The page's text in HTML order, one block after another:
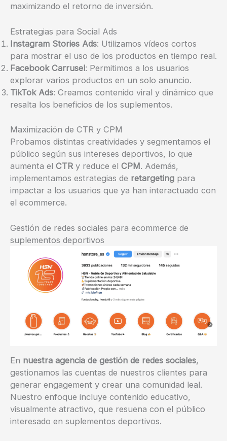
maximizando el retorno de inversión.
Estrategias para Social Ads
Instagram Stories Ads: Utilizamos vídeos cortos
para mostrar el uso de los productos en tiempo real.
Facebook Carrusel: Permitimos a los usuarios
explorar varios productos en un solo anuncio.
TikTok Ads: Creamos contenido viral y dinámico que
resalta los beneficios de los suplementos.
Maximización de CTR y CPM
Probamos distintas creatividades y segmentamos el
público según sus intereses deportivos, lo que
aumenta el CTR y reduce el CPM. Además,
implementamos estrategias de retargeting para
impactar a los usuarios que ya han interactuado con
el ecommerce.
Gestión de redes sociales para ecommerce de
suplementos deportivos
En nuestra agencia de gestión de redes sociales,
gestionamos las cuentas de nuestros clientes para
generar engagement y crear una comunidad leal.
Nuestro enfoque incluye contenido educativo,
visualmente atractivo, que resuena con el público
interesado en suplementos deportivos.